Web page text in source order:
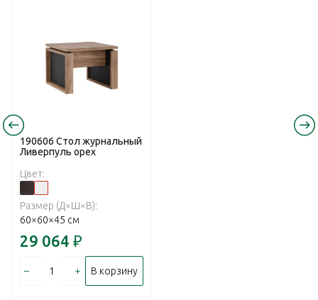
190606 Стол журнальный
Ливерпуль орех
Цвет:
Размер (Д×Ш×В):
60×60×45 см
29 064 ₽
– + В корзину